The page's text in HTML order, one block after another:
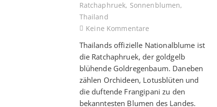
Ratchaphruek, Sonnenblumen,
Thailand
Keine Kommentare
Thailands offizielle Nationalblume ist
die Ratchaphruek, der goldgelb
blühende Goldregenbaum. Daneben
zählen Orchideen, Lotusblüten und
die duftende Frangipani zu den
bekanntesten Blumen des Landes.